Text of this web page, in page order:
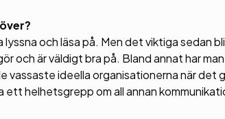
lyssna och läsa på. Men det viktiga sedan
och är väldigt bra på. Bland annat har
vassaste ideella organisationerna när det
helhetsgrepp om all annan